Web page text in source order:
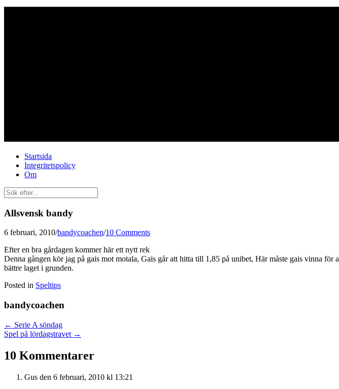
Startsida
Integritetspolicy
Om
Allsvensk bandy
6 februari, 2010/bandycoachen/10 Comments
Efter en bra gårdagen kommer här ett nytt rek
Denna gången kör jag på gais mot motala, Gais går att hitta till 1,85 på unibet, Här måste gais vinna
bättre laget i grunden.
Posted in Speltips
bandycoachen
Posts
navigation
← Serie A söndag
Spel på lördagstravet →
10 Kommentarer
Gus den 6 februari, 2010 kl 13:21